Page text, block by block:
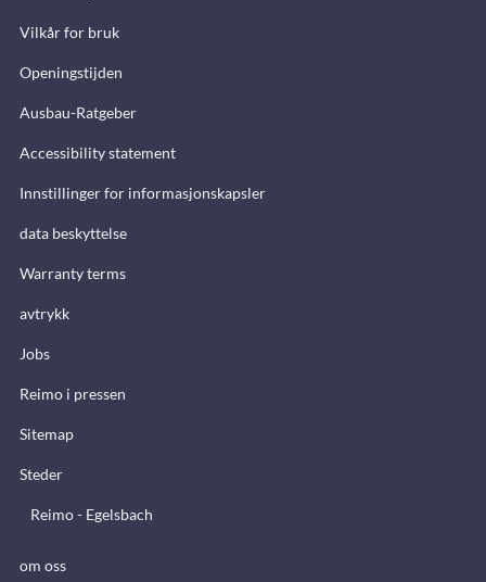
Vilkår for bruk
Openingstijden
Ausbau-Ratgeber
Accessibility statement
Innstillinger for informasjonskapsler
data beskyttelse
Warranty terms
avtrykk
Jobs
Reimo i pressen
Sitemap
Steder
Reimo - Egelsbach
om oss